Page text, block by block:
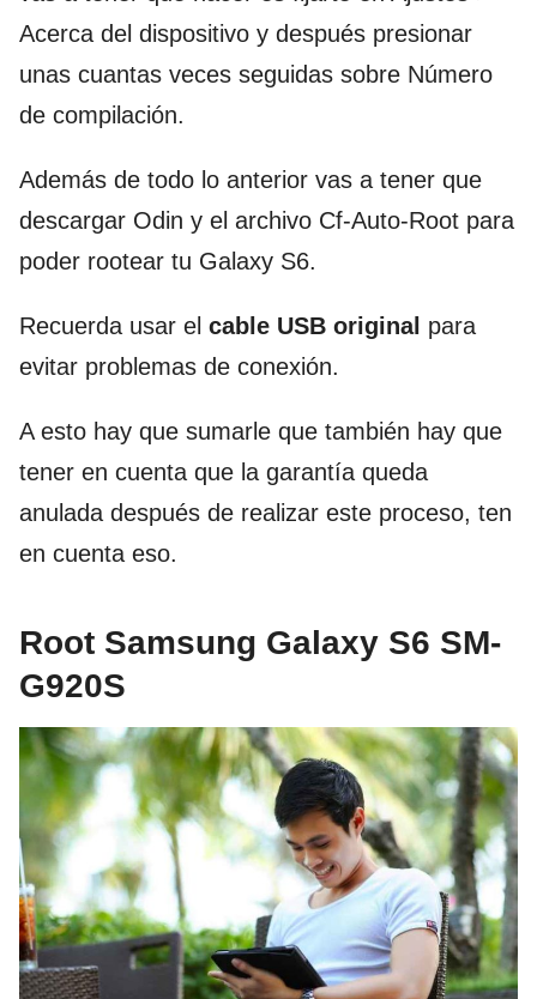
Acerca del dispositivo y después presionar
unas cuantas veces seguidas sobre Número
de compilación.
Además de todo lo anterior vas a tener que
descargar Odin y el archivo Cf-Auto-Root para
poder rootear tu Galaxy S6.
Recuerda usar el cable USB original para
evitar problemas de conexión.
A esto hay que sumarle que también hay que
tener en cuenta que la garantía queda
anulada después de realizar este proceso, ten
en cuenta eso.
Root Samsung Galaxy S6 SM-
G920S